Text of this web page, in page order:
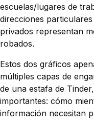
escuelas/lugares de
direcciones
privados representan
robados.
Estos dos gráficos
múltiples capas de
de una estafa de
importantes: cómo
información necesitan